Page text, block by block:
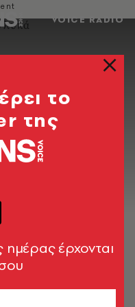
VOICE RADIO
το
της
έρχονται